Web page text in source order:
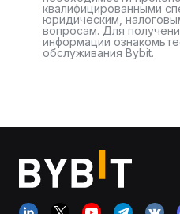
квалифицированными
юридическим,
вопросам. Для
информации
обслуживания Bybit.